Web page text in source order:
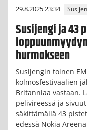
29.8.2025 23:34
Susijengi ja 43
hurmokseen
Susijengin toinen
kolmosfestivaalien
Britanniaa vastaan.
pelivireessä ja
säkittämällä 43
edessä Nokia